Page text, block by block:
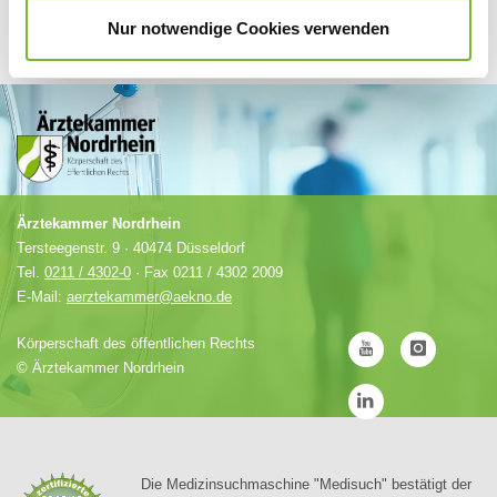
Nur notwendige Cookies verwenden
Ärztekammer Nordrhein
Tersteegenstr. 9 · 40474 Düsseldorf
Tel. 0211 / 4302-0 · Fax 0211 / 4302 2009
E-Mail: aerztekammer@aekno.de
Körperschaft des öffentlichen Rechts
© Ärztekammer Nordrhein
Die Medizinsuchmaschine "Medisuch" bestätigt der